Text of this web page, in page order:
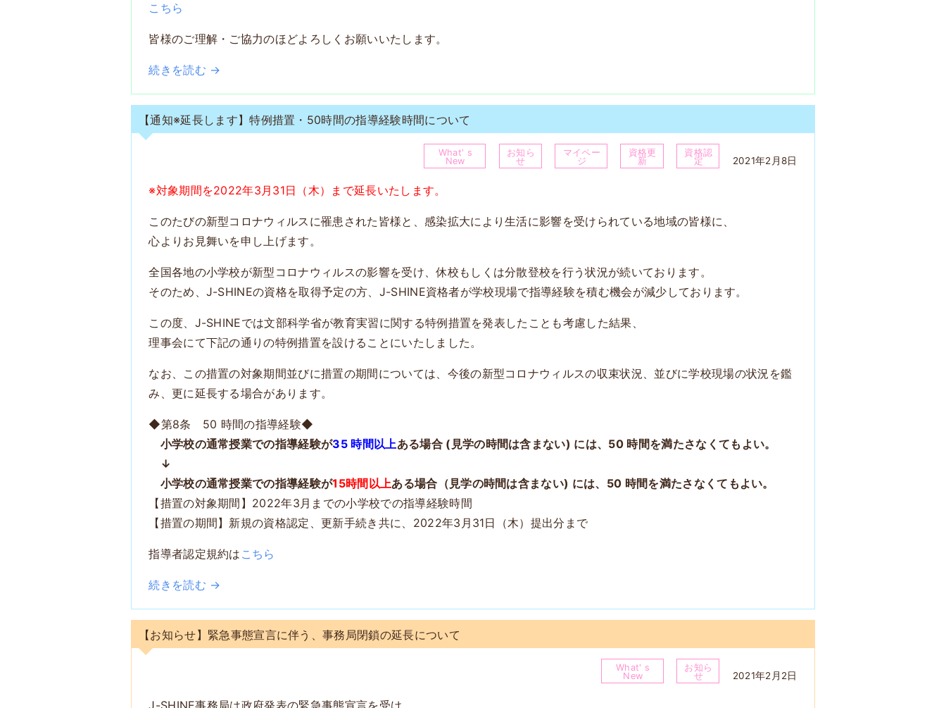
こちら
皆様のご理解・ご協力のほどよろしくお願いいたします。
続きを読む →
【通知※延長します】特例措置・50時間の指導経験時間について
What' s
New
お知ら
せ
マイペー
ジ
資格更
新
資格認
定
2021年2月8日
※対象期間を2022年3月31日（木）まで延長いたします。
このたびの新型コロナウィルスに罹患された皆様と、感染拡大により生活に影響を受けられている地域の皆様に、
心よりお見舞いを申し上げます。
全国各地の小学校が新型コロナウィルスの影響を受け、休校もしくは分散登校を行う状況が続いております。
そのため、J-SHINEの資格を取得予定の方、J-SHINE資格者が学校現場で指導経験を積む機会が減少しております。
この度、J-SHINEでは文部科学省が教育実習に関する特例措置を発表したことも考慮した結果、
理事会にて下記の通りの特例措置を設けることにいたしました。
なお、この措置の対象期間並びに措置の期間については、今後の新型コロナウィルスの収束状況、並びに学校現場の状況を鑑
み、更に延長する場合があります。
◆第8条 50 時間の指導経験◆
小学校の通常授業での指導経験が35 時間以上ある場合 (見学の時間は含まない) には、50 時間を満たさなくてもよい。
↓
小学校の通常授業での指導経験が15時間以上ある場合（見学の時間は含まない) には、50 時間を満たさなくてもよい。
【措置の対象期間】2022年3月までの小学校での指導経験時間
【措置の期間】新規の資格認定、更新手続き共に、2022年3月31日（木）提出分まで
指導者認定規約は こちら
続きを読む →
【お知らせ】緊急事態宣言に伴う、事務局閉鎖の延長について
What' s
New
お知ら
せ
2021年2月2日